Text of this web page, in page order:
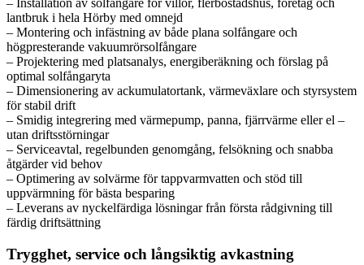
lantbruk i hela Hörby med omnejd
– Montering och infästning av både plana solfångare och
högpresterande vakuumrörsolfångare
– Projektering med platsanalys, energiberäkning och förslag på
optimal solfångaryta
– Dimensionering av ackumulatortank, värmeväxlare och styrsystem
för stabil drift
– Smidig integrering med värmepump, panna, fjärrvärme eller el –
utan driftsstörningar
– Serviceavtal, regelbunden genomgång, felsökning och snabba
åtgärder vid behov
– Optimering av solvärme för tappvarmvatten och stöd till
uppvärmning för bästa besparing
– Leverans av nyckelfärdiga lösningar från första rådgivning till
färdig driftsättning
Trygghet, service och långsiktig avkastning